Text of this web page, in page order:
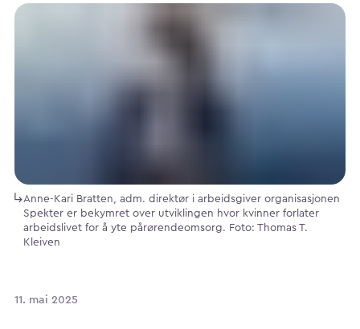
Anne-Kari Bratten, adm. direktør i arbeidsgiver organisasjonen
Spekter er bekymret over utviklingen hvor kvinner forlater
arbeidslivet for å yte pårørendeomsorg. Foto: Thomas T.
Kleiven
11. mai 2025